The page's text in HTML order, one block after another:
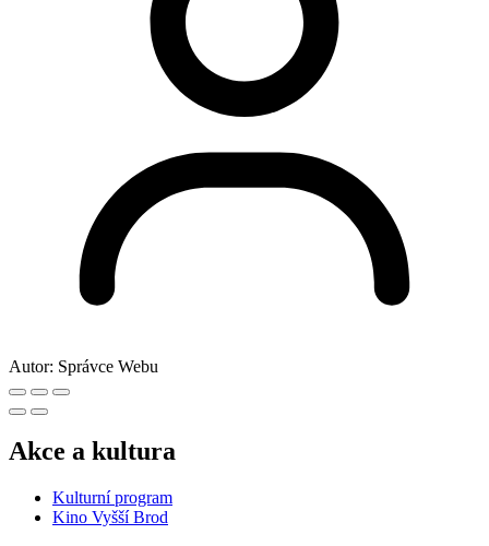
Autor: Správce Webu
Akce a kultura
Kulturní program
Kino Vyšší Brod